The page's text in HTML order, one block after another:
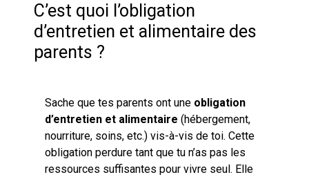
C’est quoi l’obligation
d’entretien et alimentaire des
parents ?
Sache que tes parents ont une obligation
d’entretien et alimentaire (hébergement,
nourriture, soins, etc.) vis-à-vis de toi. Cette
obligation perdure tant que tu n’as pas les
ressources suffisantes pour vivre seul. Elle